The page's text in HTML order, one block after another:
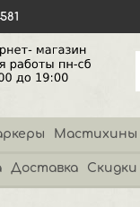
Мастихины
Доставка Скидки